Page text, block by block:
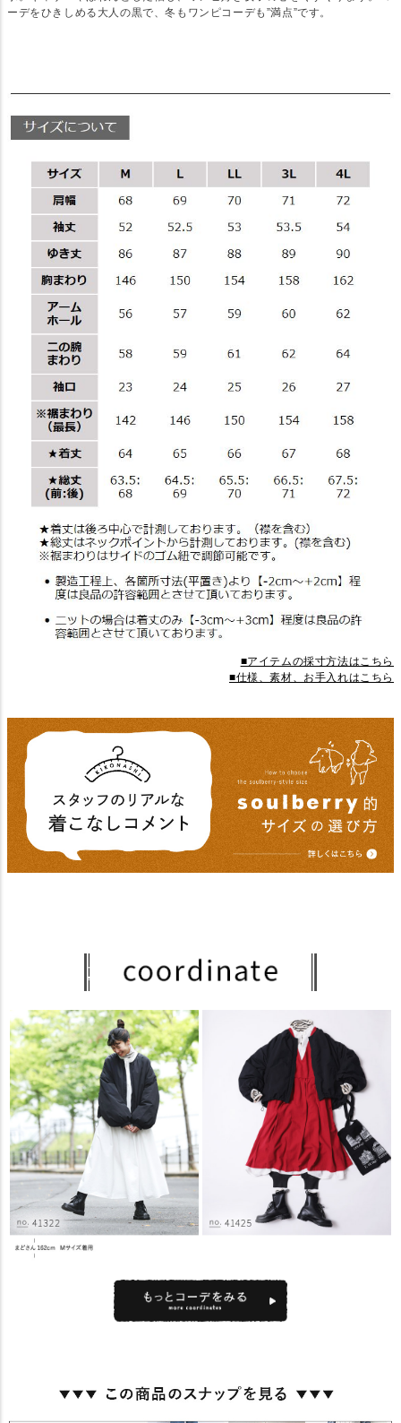
ーデをひきしめる大人の黒で、冬もワンピコーデも”満点”です。
■アイテムの採寸方法はこちら
■仕様、素材、お手入れはこちら